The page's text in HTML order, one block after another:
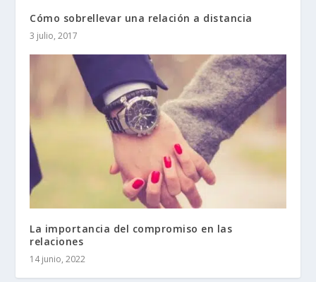
Cómo sobrellevar una relación a distancia
3 julio, 2017
La importancia del compromiso en las
relaciones
14 junio, 2022